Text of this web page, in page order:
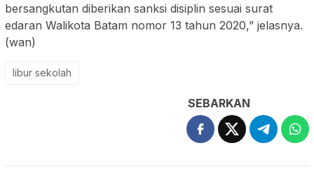
bersangkutan diberikan sanksi disiplin sesuai surat
edaran Walikota Batam nomor 13 tahun 2020,” jelasnya.
(wan)
libur sekolah
SEBARKAN